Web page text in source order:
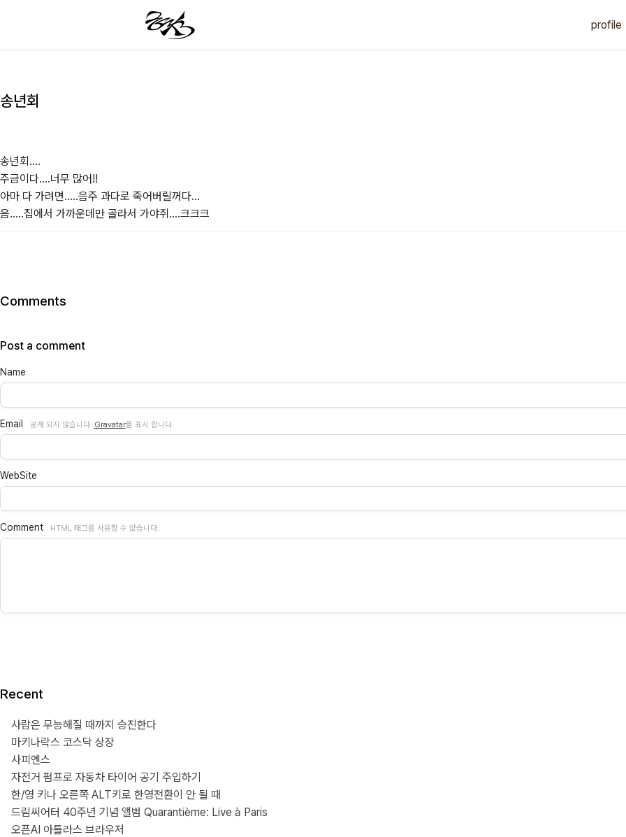
profile
송년회
송년회....
주금이다....너무 많어!!
아마 다 가려면.....음주 과다로 죽어버릴꺼다...
음.....집에서 가까운데만 골라서 가야쥐....크크크
Comments
Post a comment
Name
Email 공개 되지 않습니다. Gravatar를 표시 합니다.
WebSite
Comment HTML 태그를 사용할 수 없습니다.
Recent
사람은 무능해질 때까지 승진한다
마키나락스 코스닥 상장
사피엔스
자전거 펌프로 자동차 타이어 공기 주입하기
한/영 키나 오른쪽 ALT키로 한영전환이 안 될 때
드림씨어터 40주년 기념 앨범 Quarantième: Live à Paris
오픈AI 아틀라스 브라우저